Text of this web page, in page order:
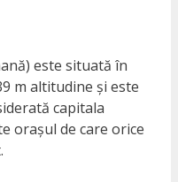
este situată în
m altitudine și este
capitala
orașul de care orice